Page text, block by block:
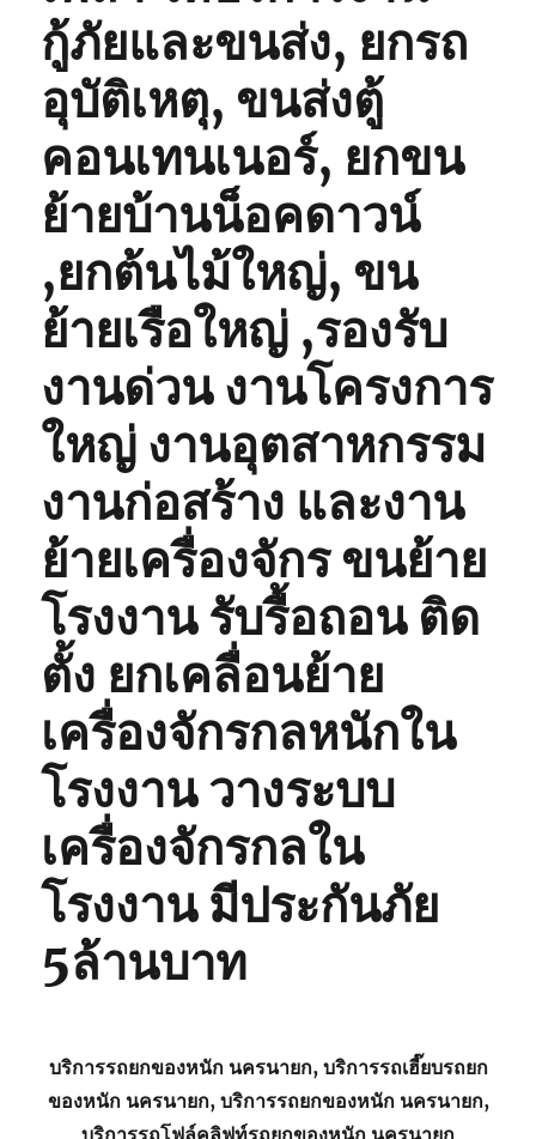
กู้ภัยและขนส่ง, ยกรถ
อุบัติเหตุ, ขนส่งตู้
คอนเทนเนอร์, ยกขน
ย้ายบ้านน็อคดาวน์
,ยกต้นไม้ใหญ่, ขน
ย้ายเรือใหญ่ ,รองรับ
งานด่วน งานโครงการ
ใหญ่ งานอุตสาหกรรม
งานก่อสร้าง และงาน
ย้ายเครื่องจักร ขนย้าย
โรงงาน รับรื้อถอน ติด
ตั้ง ยกเคลื่อนย้าย
เครื่องจักรกลหนักใน
โรงงาน วางระบบ
เครื่องจักรกลใน
โรงงาน มีประกันภัย
5ล้านบาท
บริการรถยกของหนัก นครนายก, บริการรถเฮี๊ยบรถยก
ของหนัก นครนายก, บริการรถยกของหนัก นครนายก,